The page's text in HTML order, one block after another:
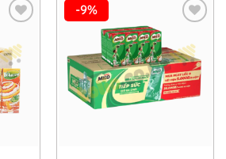
-9%
Add to
Wishlist